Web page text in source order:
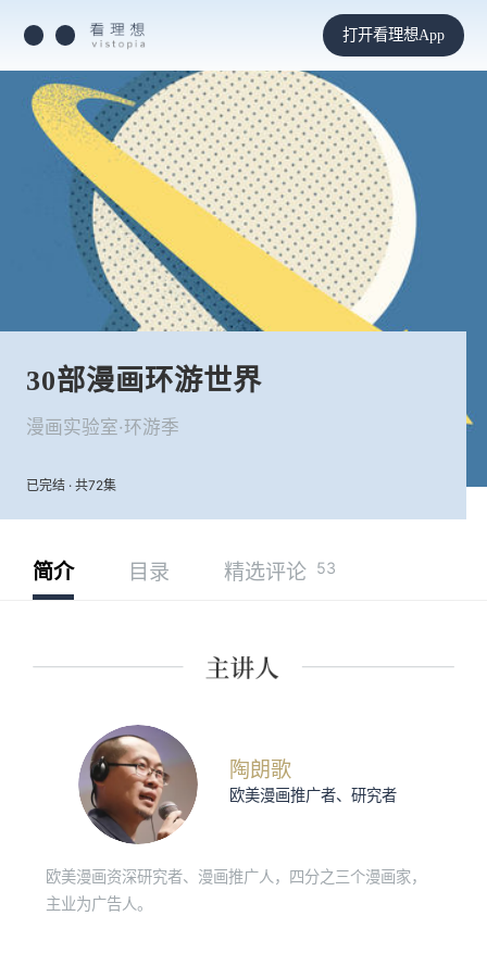
打开看理想App
30部漫画环游世界
漫画实验室·环游季
已完结 · 共72集
简介 目录 精选评论 53
陶朗歌
欧美漫画推广者、研究者
欧美漫画资深研究者、漫画推广人，四分之三个漫画家，
主业为广告人。